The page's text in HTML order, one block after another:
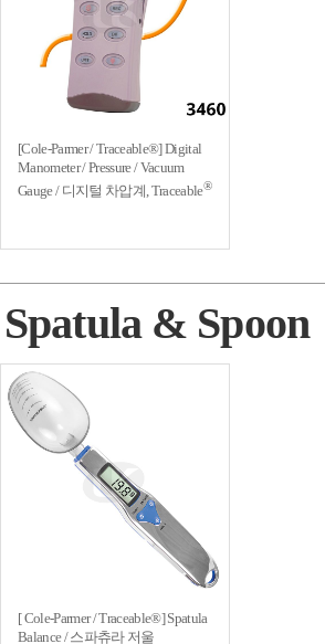
[Cole-Parmer / Traceable®] Digital
Manometer / Pressure / Vacuum
Gauge / 디지털 차압계, Traceable®
Spatula & Spoon
[ Cole-Parmer / Traceable®] Spatula
Balance / 스파츄라 저울